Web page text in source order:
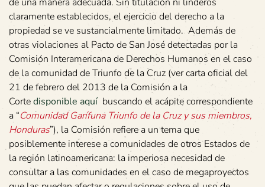
claramente establecidos, el ejercicio del derecho a la
propiedad se ve sustancialmente limitado. Además de
otras violaciones al Pacto de San José detectadas por la
Comisión Interamericana de Derechos Humanos en el caso
de la comunidad de Triunfo de la Cruz (ver carta oficial del
21 de febrero del 2013 de la Comisión a la
Cortedisponible aquíbuscando el acápite correspondiente
a “Comunidad Garífuna Triunfo de la Cruz y sus miembros,
Honduras”), la Comisión refiere a un tema que
posiblemente interese a comunidades de otros Estados de
la región latinoamericana: la imperiosa necesidad de
consultar a las comunidades en el caso de megaproyectos